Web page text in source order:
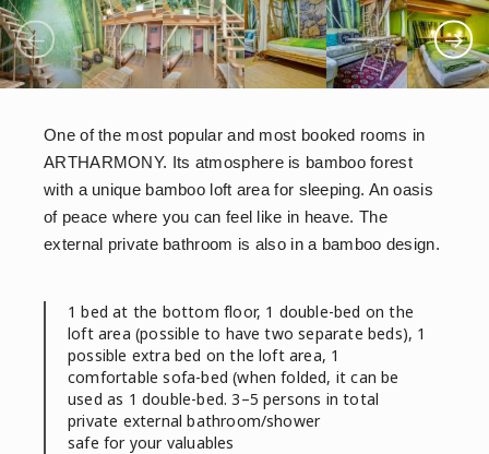
One of the most popular and most booked rooms in
ARTHARMONY. Its atmosphere is bamboo forest
with a unique bamboo loft area for sleeping. An oasis
of peace where you can feel like in heave. The
external private bathroom is also in a bamboo design.
1 bed at the bottom floor, 1 double-bed on the
loft area (possible to have two separate beds), 1
possible extra bed on the loft area, 1
comfortable sofa-bed (when folded, it can be
used as 1 double-bed. 3–5 persons in total
private external bathroom/shower
safe for your valuables